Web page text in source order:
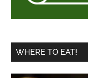
WHERE TO EAT!